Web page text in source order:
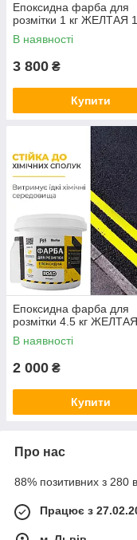
Епоксидна фарба для
розмітки 1 кг ЖЕЛТАЯ
В наявності
3 800 ₴
Купити
Епоксидна фарба для
розмітки 4.5 кг
В наявності
2 000 ₴
Купити
Про нас
88% позитивних з 280
Працює з